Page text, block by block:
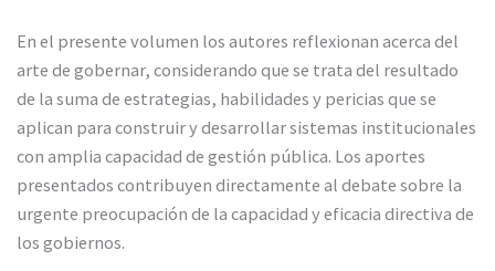
En el presente volumen los autores reflexionan acerca del
arte de gobernar, considerando que se trata del resultado
de la suma de estrategias, habilidades y pericias que se
aplican para construir y desarrollar sistemas institucionales
con amplia capacidad de gestión pública. Los aportes
presentados contribuyen directamente al debate sobre la
urgente preocupación de la capacidad y eficacia directiva de
los gobiernos.